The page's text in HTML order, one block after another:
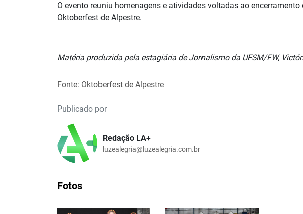
O evento reuniu homenagens e atividades voltadas ao
Oktoberfest de Alpestre.
Matéria produzida pela estagiária de Jornalismo da UFSM/FW,
Fonte: Oktoberfest de Alpestre
Publicado por
Redação LA+
luzealegria@luzealegria.com.br
Fotos